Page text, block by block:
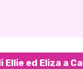
Ellie ed Eliza a